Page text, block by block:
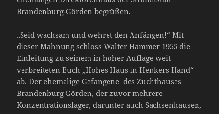
Brandenburg-Görden begrüßen.
„Seid wachsam und wehret den Anfängen!“ Mit
dieser Mahnung schloss Walter Hammer 1955 die
Einleitung zu seinem in hoher Auflage weit
verbreiteten Buch „Hohes Haus in Henkers Hand“
ab. Der ehemalige Gefangene des Zuchthauses
Brandenburg Görden, der zuvor mehrere
Konzentrationslager, darunter auch Sachsenhausen,